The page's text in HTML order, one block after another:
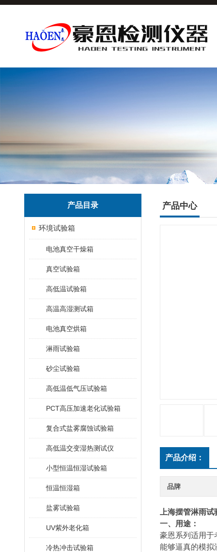
产品目录
环境试验箱
电池真空干燥箱
真空试验箱
高低温试验箱
高温高湿测试箱
电池真空烘箱
淋雨试验箱
砂尘试验箱
高低温低气压试验箱
PCT高压加速老化试验箱
复合式盐雾腐蚀试验箱
高低温交变湿热测试仪
小型恒温恒湿试验箱
恒温恒湿箱
盐雾试验箱
UV紫外老化箱
冷热冲击试验箱
产品中心
产品介绍：
品牌
上海摆管淋雨
一、用途：
豪恩系列 适用于
能够逼真的模拟